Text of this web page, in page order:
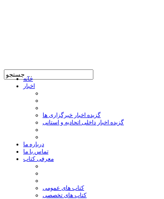
خانه
اخبار
گزیده اخبار خبرگزاری ها
گزیده اخبار داخلی اتحادیه و استانی
درباره ما
تماس با ما
معرفی کتاب
کتاب های عمومی
کتاب های تخصصی